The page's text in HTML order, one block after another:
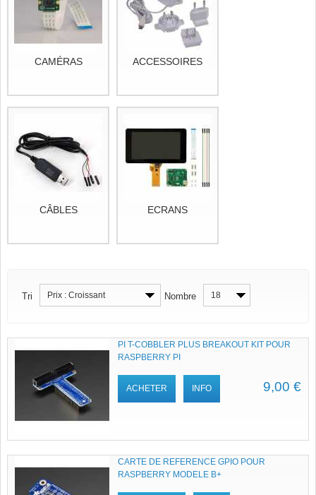
CAMÉRAS ACCESSOIRES
CÂBLES ECRANS
Tri Prix : Croissant Nombre 18
PI T-COBBLER PLUS BREAKOUT KIT POUR
RASPBERRY PI
9,00 €
ACHETER INFO
CARTE DE REFERENCE GPIO POUR
RASPBERRY MODELE B+